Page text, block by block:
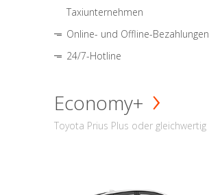
Taxiunternehmen
Online- und Offline-Bezahlungen
24/7-Hotline
Economy+
Toyota Prius Plus oder gleichwertig